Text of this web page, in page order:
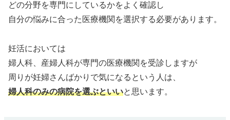
どの分野を専門にしているかをよく確認し
自分の悩みに合った医療機関を選択する必要があります。
妊活においては
婦人科、産婦人科が専門の医療機関を受診しますが
周りが妊婦さんばかりで気になるという人は、
婦人科のみの病院を選ぶといいと思います。